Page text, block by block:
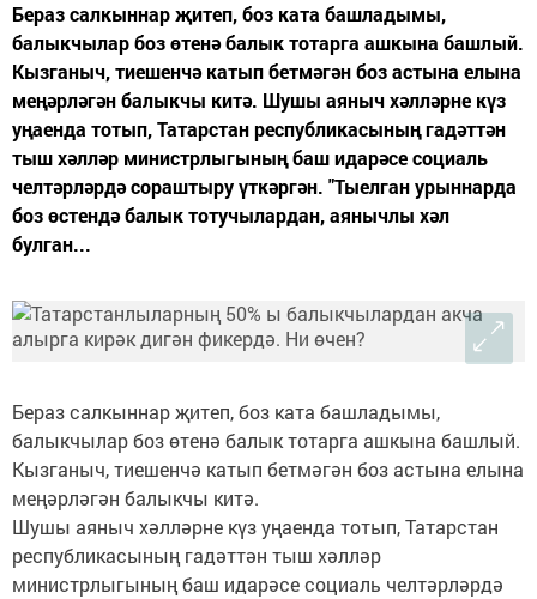
Бераз салкыннар җитеп, боз ката башладымы,
балыкчылар боз өтенә балык тотарга ашкына башлый.
Кызганыч, тиешенчә катып бетмәгән боз астына елына
меңәрләгән балыкчы китә. Шушы аяныч хәлләрне күз
уңаенда тотып, Татарстан республикасының гадәттән
тыш хәлләр министрлыгының баш идарәсе социаль
челтәрләрдә сораштыру үткәргән. "Тыелган урыннарда
боз өстендә балык тотучылардан, аянычлы хәл
булган...
Бераз салкыннар җитеп, боз ката башладымы,
балыкчылар боз өтенә балык тотарга ашкына башлый.
Кызганыч, тиешенчә катып бетмәгән боз астына елына
меңәрләгән балыкчы китә.
Шушы аяныч хәлләрне күз уңаенда тотып, Татарстан
республикасының гадәттән тыш хәлләр
министрлыгының баш идарәсе социаль челтәрләрдә